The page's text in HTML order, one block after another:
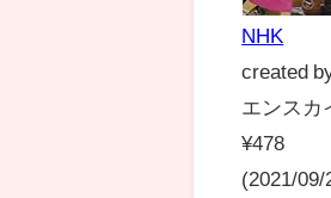
NHK
created
エンスカ
¥478
(2021/